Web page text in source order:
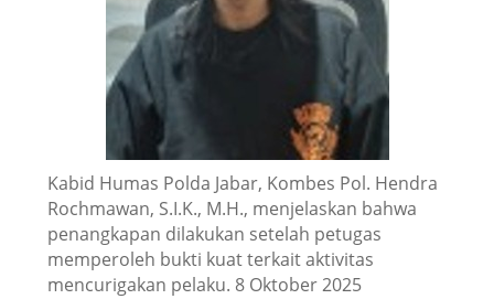
Kabid Humas Polda Jabar, Kombes Pol. Hendra
Rochmawan, S.I.K., M.H., menjelaskan bahwa
penangkapan dilakukan setelah petugas
memperoleh bukti kuat terkait aktivitas
mencurigakan pelaku. 8 Oktober 2025